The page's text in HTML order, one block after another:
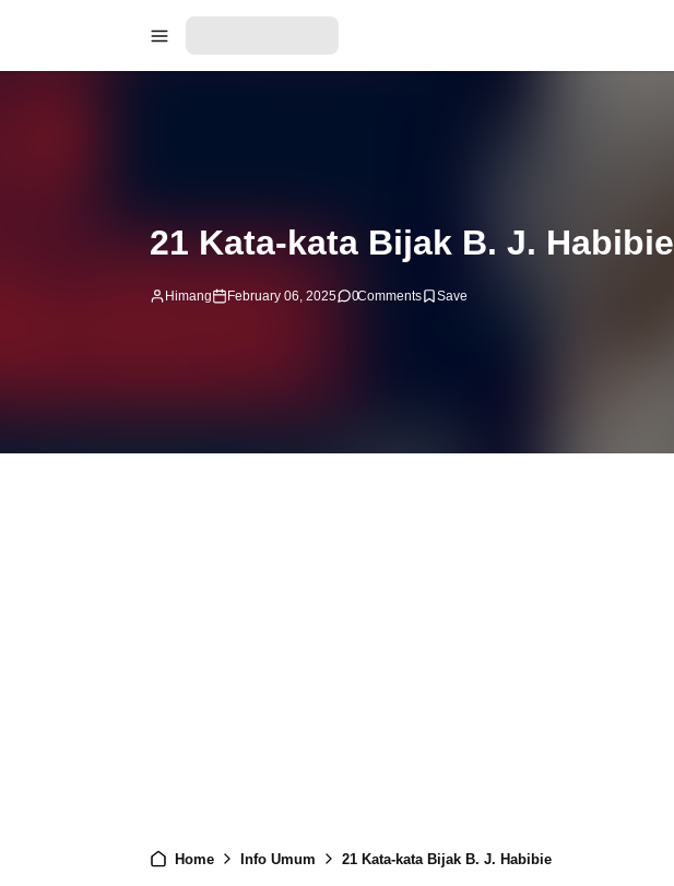
21 Kata-kata Bijak B. J. Habibie
Himang February 06, 2025 0Comments
Home Info Umum 21 Kata-kata Bijak B. J. Habibie